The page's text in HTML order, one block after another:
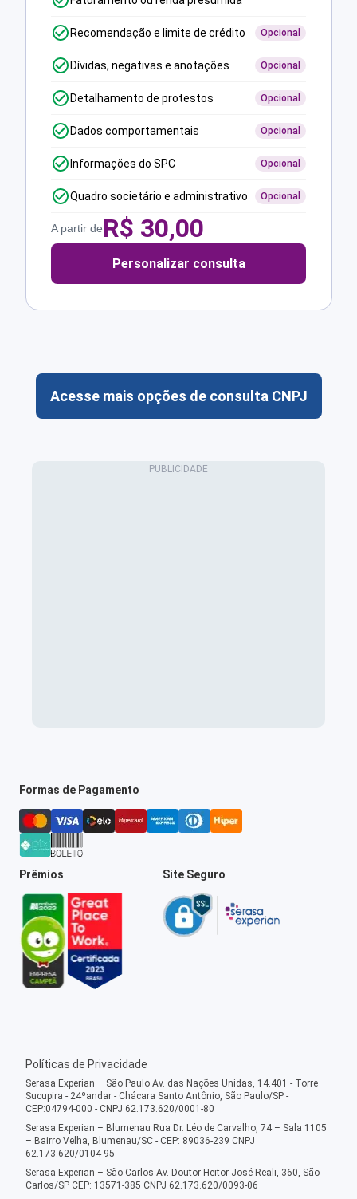
Recomendação e limite de crédito Opcional
Dívidas, negativas e anotações Opcional
Detalhamento de protestos Opcional
Dados comportamentais Opcional
Informações do SPC Opcional
Quadro societário e administrativo Opcional
A partir deR$ 30,00
Personalizar consulta
Acesse mais opções de consulta CNPJ
Formas de Pagamento
Prêmios Site Seguro
Políticas de Privacidade
Serasa Experian – São Paulo Av. das Nações Unidas, 14.401 - Torre
Sucupira - 24ºandar - Chácara Santo Antônio, São Paulo/SP -
CEP:04794-000 - CNPJ 62.173.620/0001-80
Serasa Experian – Blumenau Rua Dr. Léo de Carvalho, 74 – Sala 1105
– Bairro Velha, Blumenau/SC - CEP: 89036-239 CNPJ
62.173.620/0104-95
Serasa Experian – São Carlos Av. Doutor Heitor José Reali, 360, São
Carlos/SP CEP: 13571-385 CNPJ 62.173.620/0093-06